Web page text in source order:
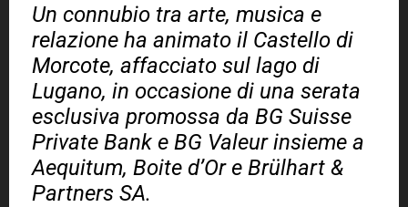
Un connubio tra arte, musica e
relazione ha animato il Castello di
Morcote, affacciato sul lago di
Lugano, in occasione di una serata
esclusiva promossa da BG Suisse
Private Bank e BG Valeur insieme a
Aequitum, Boite d’Or e Brülhart &
Partners SA.